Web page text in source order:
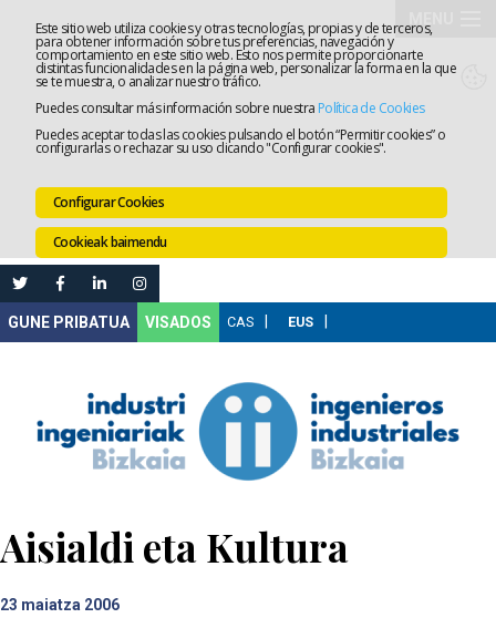
Este sitio web utiliza cookies y otras tecnologías, propias y de terceros,
para obtener información sobre tus preferencias, navegación y
comportamiento en este sitio web. Esto nos permite proporcionarte
distintas funcionalidades en la página web, personalizar la forma en la que
se te muestra, o analizar nuestro tráfico.
Puedes consultar más información sobre nuestra Política de Cookies
Puedes aceptar todas las cookies pulsando el botón “Permitir cookies” o
configurarlas o rechazar su uso clicando "Configurar cookies".
Configurar Cookies
Cookieak baimendu
VISADOS
Aisialdi eta Kultura
23 maiatza 2006
Elkargoa
Lanaren
Leihatila